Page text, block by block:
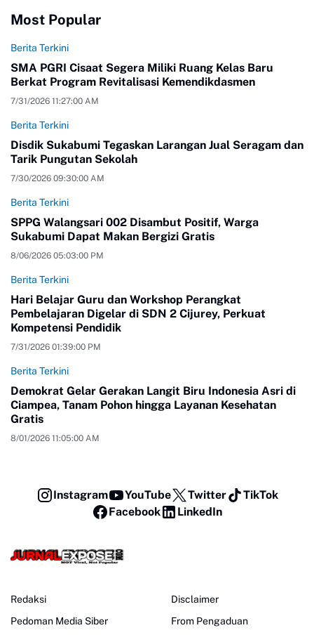
Most Popular
Berita Terkini
SMA PGRI Cisaat Segera Miliki Ruang Kelas Baru
Berkat Program Revitalisasi Kemendikdasmen
7/31/2026 11:27:00 AM
Berita Terkini
Disdik Sukabumi Tegaskan Larangan Jual Seragam dan
Tarik Pungutan Sekolah
7/30/2026 09:30:00 AM
Berita Terkini
SPPG Walangsari 002 Disambut Positif, Warga
Sukabumi Dapat Makan Bergizi Gratis
8/06/2026 05:03:00 PM
Berita Terkini
Hari Belajar Guru dan Workshop Perangkat
Pembelajaran Digelar di SDN 2 Cijurey, Perkuat
Kompetensi Pendidik
7/31/2026 01:39:00 PM
Berita Terkini
Demokrat Gelar Gerakan Langit Biru Indonesia Asri di
Ciampea, Tanam Pohon hingga Layanan Kesehatan
Gratis
8/01/2026 11:05:00 AM
Instagram YouTube Twitter
TikTok
Facebook
LinkedIn
Redaksi
Pedoman Media Siber
Disclaimer
From Pengaduan